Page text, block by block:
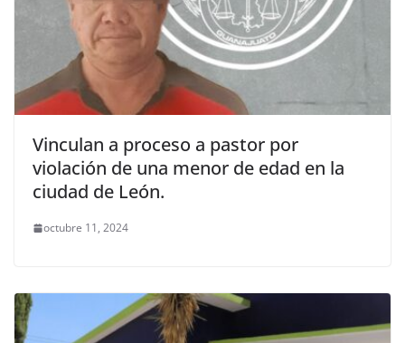
Vinculan a proceso a pastor por
violación de una menor de edad en la
ciudad de León.
octubre 11, 2024